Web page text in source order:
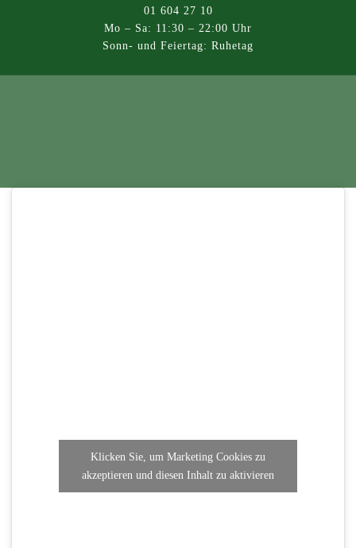
01 604 27 10
Mo – Sa: 11:30 – 22:00 Uhr
Sonn- und Feiertag: Ruhetag
Klicken Sie, um Marketing Cookies zu
akzeptieren und diesen Inhalt zu aktivieren